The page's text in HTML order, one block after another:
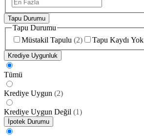
Tapu Durumu
Tapu Durumu
Müstakil Tapulu (2) Tapu Kaydı Yok
Krediye Uygunluk
Tümü
Krediye Uygun (2)
Krediye Uygun Değil (1)
İpotek Durumu